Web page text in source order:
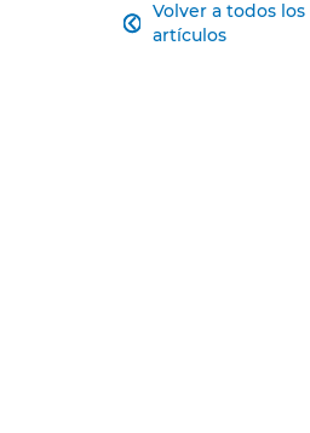
Volver a todos los
artículos
